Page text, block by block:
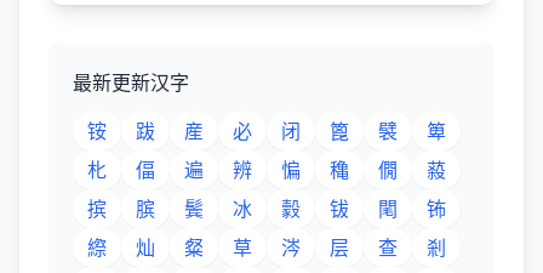
最新更新汉字
铵
跋 産 必 闭 篦 襞
箄
朼
偪 遍 辨 惼 穐 僩
蔱
摈
膑 鬓 冰 豰 钹 閐
钸
縩
灿 粲 草 涔 层 查
剎